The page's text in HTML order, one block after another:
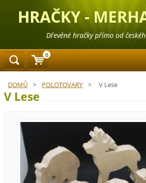
HRAČKY -
Dřevěné hračky přímo od
DOMŮ > POLOTOVARY > V Lese
V Lese
0